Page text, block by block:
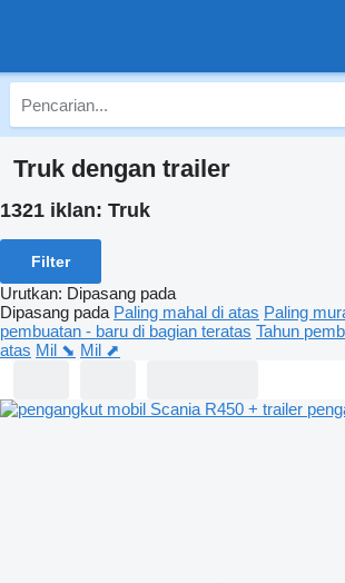
Truk dengan trailer
1321 iklan: Truk
Filter
Urutkan: Dipasang pada
Dipasang pada Paling mahal di atas Paling
pembuatan - baru di bagian teratas Tahun
atas Mil ⬊ Mil ⬈